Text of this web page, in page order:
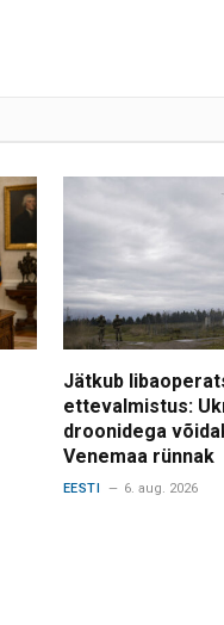
Jätkub
ettevalmistus:
droonidega
Venemaa rünnak
EESTI 6. aug. 2026